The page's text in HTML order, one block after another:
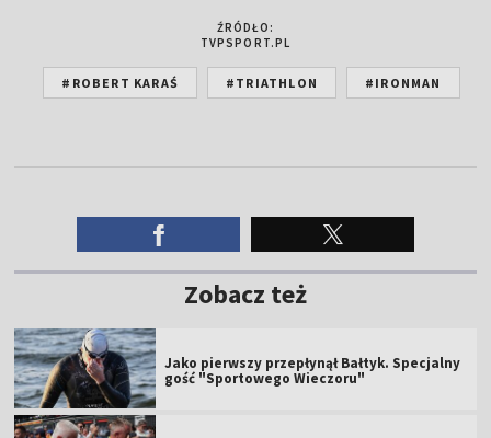
ŹRÓDŁO:
TVPSPORT.PL
#ROBERT KARAŚ #TRIATHLON #IRONMAN
Zobacz też
Jako pierwszy przepłynął Bałtyk. Specjalny
gość "Sportowego Wieczoru"